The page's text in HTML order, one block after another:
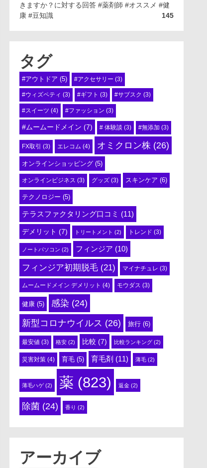
きますか？に対する回答 #薬剤師 #オススメ #健
康 #豆知識
145
タグ
#アウトドア (5) #アクセサリー (3)
#ウィズペティ (3) #ギフト (3) #サブスク (3)
#スイーツ (4) #ファッション (3)
#ムームードメイン (7) # 体験談 (3) #無添加 (3)
FX取引 (3) エレコム (4) オミクロン株 (26)
オンラインショッピング (5)
オンラインビジネス (3) グッズ (3) スキンケア (6)
テクノロジー (5)
テラスファクタリング口コミ (11)
デメリット (7) トリートメント (2) トレンド (3)
ノートパソコン (2) フィンジア (10)
フィンジア初期脱毛 (21) マイナチュレ (3)
ムームードメイン デメリット (4) モウダス (3)
健康 (5) 感染 (24)
新型コロナウイルス (26) 旅行 (6)
最安値 (3) 格安 (2) 比較 (7) 比較ランキング (2)
災害対策 (4) 育毛 (5) 育毛剤 (11) 薄毛 (2)
薄毛ハゲ(2) 薬 (823) 返金 (2)
除菌 (24) 香り (2)
アーカイブ